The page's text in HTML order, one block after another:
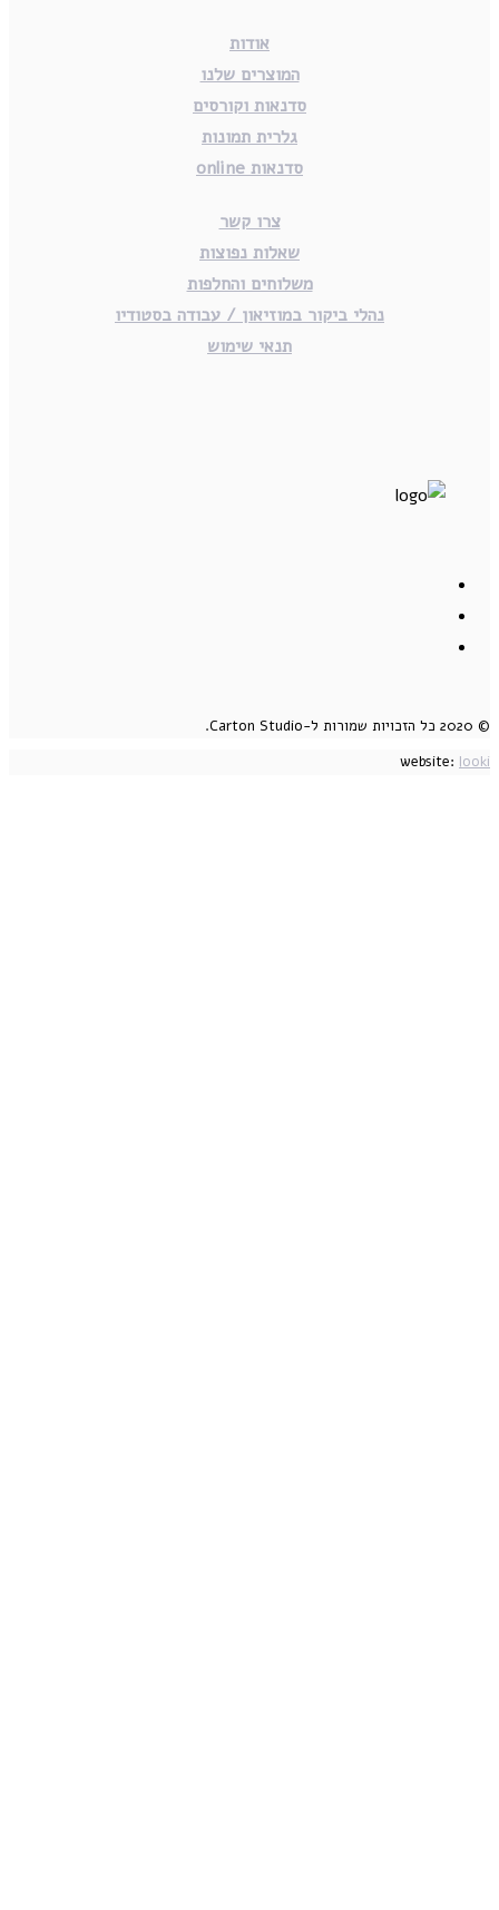
אודות
המוצרים שלנו
סדנאות וקורסים
גלרית תמונות
סדנאות online
צרו קשר
שאלות נפוצות
משלוחים והחלפות
נהלי ביקור במוזיאון / עבודה בסטודיו
תנאי שימוש
© 2020 כל הזכויות שמורות ל-Carton Studio.
website: looki